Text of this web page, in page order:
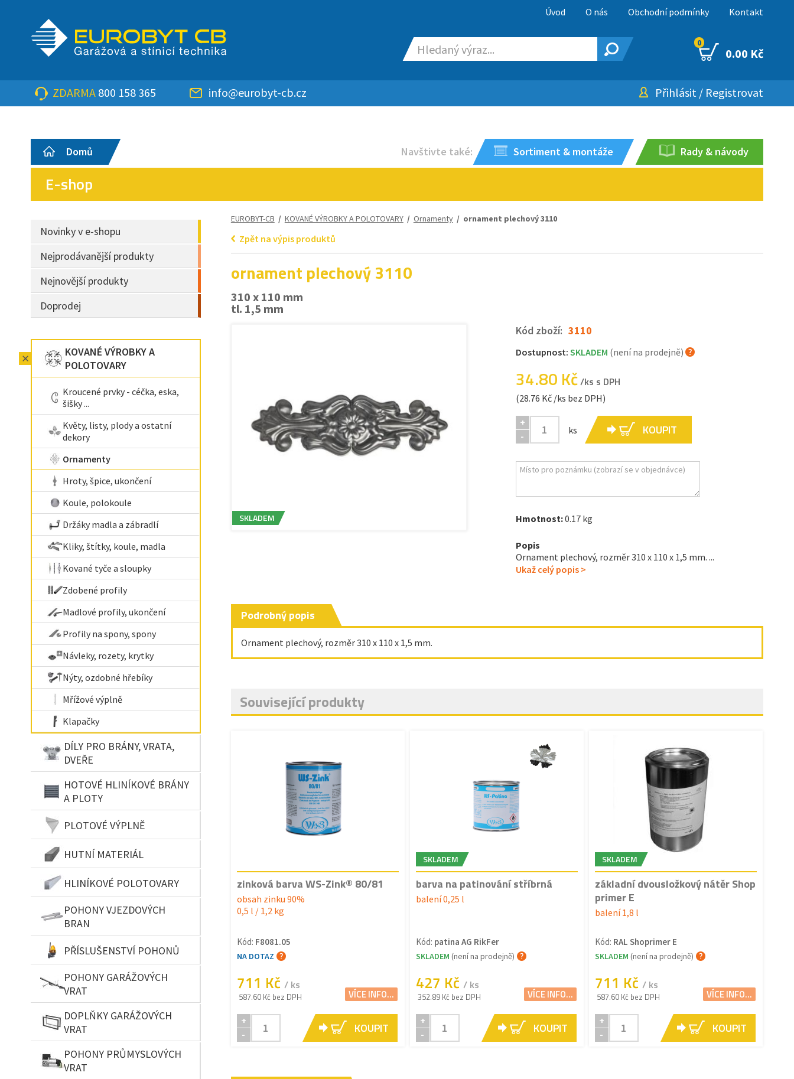
Úvod O nás Obchodní podmínky Kontakt
0
0.00 Kč
ZDARMA 800 158 365 info@eurobyt-cb.cz Přihlásit / Registrovat
Domů Navštivte také: Sortiment & montáže Rady & návody
E-shop
Novinky v e-shopu
Nejprodávanější produkty
Nejnovější produkty
Doprodej
KOVANÉ VÝROBKY A
POLOTOVARY
Kroucené prvky - céčka, eska,
šišky ...
Květy, listy, plody a ostatní
dekory
Ornamenty
Hroty, špice, ukončení
Koule, polokoule
Držáky madla a zábradlí
Kliky, štítky, koule, madla
Kované tyče a sloupky
Zdobené profily
Madlové profily, ukončení
Profily na spony, spony
Návleky, rozety, krytky
Nýty, ozdobné hřebíky
Mřížové výplně
Klapačky
DÍLY PRO BRÁNY, VRATA,
DVEŘE
HOTOVÉ HLINÍKOVÉ BRÁNY
A PLOTY
PLOTOVÉ VÝPLNĚ
HUTNÍ MATERIÁL
HLINÍKOVÉ POLOTOVARY
POHONY VJEZDOVÝCH
BRAN
PŘÍSLUŠENSTVÍ POHONŮ
POHONY GARÁŽOVÝCH
VRAT
DOPLŇKY GARÁŽOVÝCH
VRAT
POHONY PRŮMYSLOVÝCH
VRAT
EUROBYT-CB / KOVANÉ VÝROBKY A POLOTOVARY/ Ornamenty/ ornament plechový 3110
Zpět na výpis produktů
ornament plechový 3110
310 x 110 mm
tl. 1,5 mm
SKLADEM
Kód zboží: 3110
Dostupnost: SKLADEM (není na prodejně)
34.80 Kč/ks s DPH
(28.76 Kč /ks bez DPH)
+
-
ks KOUPIT
Hmotnost:0.17 kg
Popis
Ornament plechový, rozměr 310 x 110 x 1,5 mm. ...
Ukaž celý popis >
Podrobný popis
Ornament plechový, rozměr 310 x 110 x 1,5 mm.
Související produkty
zinková barva WS-Zink® 80/81
obsah zinku 90%
0,5 l / 1,2 kg
Kód: F8081.05
NA DOTAZ
711 Kč / ks
587.60 Kč bez DPH VÍCE INFO...
+
-
KOUPIT
SKLADEM
barva na patinování stříbrná
balení 0,25 l
Kód: patina AG RikFer
SKLADEM (není na prodejně)
427 Kč / ks
352.89 Kč bez DPH VÍCE INFO...
+
-
KOUPIT
SKLADEM
základní dvousložkový nátěr Shop
primer E
balení 1,8 l
Kód: RAL Shoprimer E
SKLADEM (není na prodejně)
711 Kč / ks
587.60 Kč bez DPH VÍCE INFO...
+
-
KOUPIT